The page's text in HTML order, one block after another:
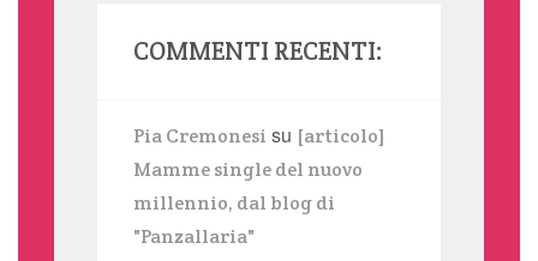
COMMENTI RECENTI:
Pia Cremonesi su [articolo]
Mamme single del nuovo
millennio, dal blog di
"Panzallaria"